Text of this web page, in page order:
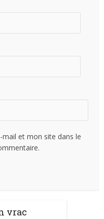
et mon site dans le
vrac